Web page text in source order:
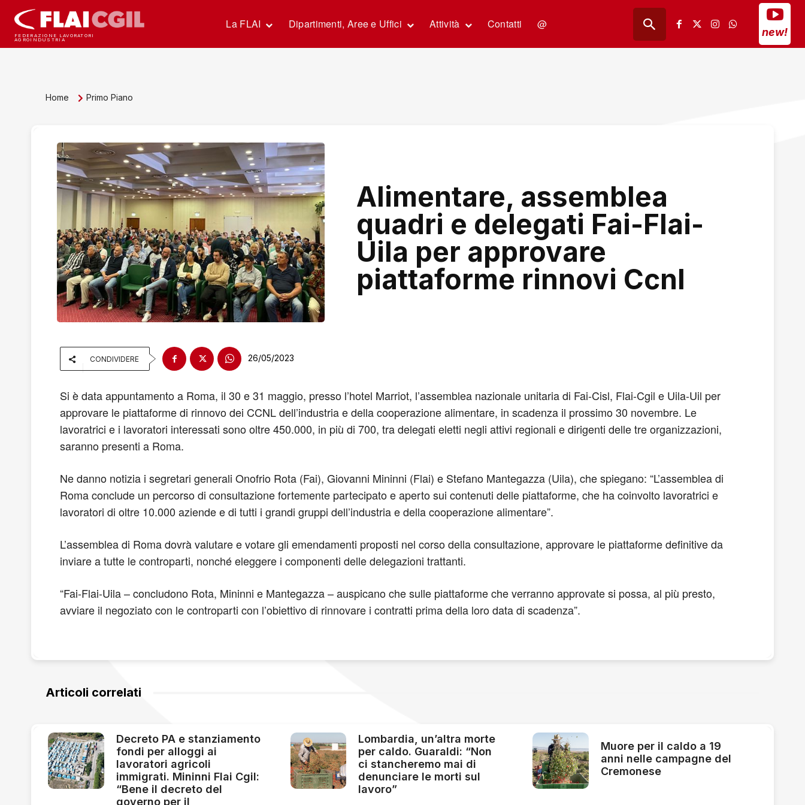
FEDERAZIONE LAVORATORI
AGROINDUSTRIA
La FLAI Dipartimenti, Aree e Uffici Attività Contatti @
new!
Home Primo Piano
Alimentare, assemblea
quadri e delegati Fai-Flai-
Uila per approvare
piattaforme rinnovi Ccnl
CONDIVIDERE 26/05/2023
Si è data appuntamento a Roma, il 30 e 31 maggio, presso l’hotel Marriot, l’assemblea nazionale unitaria di Fai-Cisl, Flai-Cgil e Uila-Uil per
approvare le piattaforme di rinnovo dei CCNL dell’industria e della cooperazione alimentare, in scadenza il prossimo 30 novembre. Le
lavoratrici e i lavoratori interessati sono oltre 450.000, in più di 700, tra delegati eletti negli attivi regionali e dirigenti delle tre organizzazioni,
saranno presenti a Roma.
Ne danno notizia i segretari generali Onofrio Rota (Fai), Giovanni Mininni (Flai) e Stefano Mantegazza (Uila), che spiegano: “L’assemblea di
Roma conclude un percorso di consultazione fortemente partecipato e aperto sui contenuti delle piattaforme, che ha coinvolto lavoratrici e
lavoratori di oltre 10.000 aziende e di tutti i grandi gruppi dell’industria e della cooperazione alimentare”.
L’assemblea di Roma dovrà valutare e votare gli emendamenti proposti nel corso della consultazione, approvare le piattaforme definitive da
inviare a tutte le controparti, nonché eleggere i componenti delle delegazioni trattanti.
“Fai-Flai-Uila – concludono Rota, Mininni e Mantegazza – auspicano che sulle piattaforme che verranno approvate si possa, al più presto,
avviare il negoziato con le controparti con l’obiettivo di rinnovare i contratti prima della loro data di scadenza”.
Articoli correlati
Decreto PA e stanziamento
fondi per alloggi ai
lavoratori agricoli
immigrati. Mininni Flai Cgil:
“Bene il decreto del
governo per il
Lombardia, un’altra morte
per caldo. Guaraldi: “Non
ci stancheremo mai di
denunciare le morti sul
lavoro”
Muore per il caldo a 19
anni nelle campagne del
Cremonese